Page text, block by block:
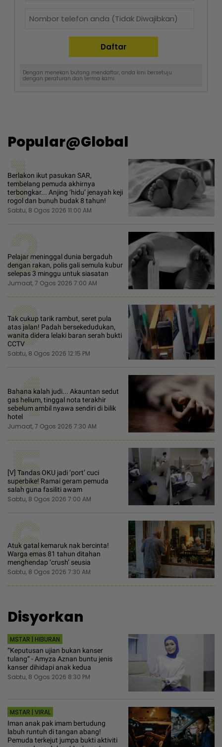
Dengan menekan butang mendaftar, anda kini bersetuju
dengan peraturan dan terma kami.
Popular@Global
1
Berlakon ikut pasukan SAR,
tembelang pemuda akhirnya
terbongkar... Anjing ‘hidu’ jenayah keji
rogol dan bunuh budak 8 tahun!
Sabtu, 8 Ogos 2026 11:00 AM
2
Pelajar meninggal dunia bergaduh
dengan rakan, polis gali semula kubur
selepas 3 minggu untuk siasatan
Jumaat, 7 Ogos 2026 7:00 AM
3
Tak cukup tarik rambut, seret pula
atas jalan! Padah bersekedudukan,
wanita didera lelaki baran serah bukti
CCTV
Sabtu, 8 Ogos 2026 12:15 PM
4
Bahana kalah judi... Akauntan sedut
gas helium, tinggal nota terakhir
sebelum ambil nyawa sendiri di bilik
hotel
Jumaat, 7 Ogos 2026 7:30 AM
5
[V] Tandas OKU jadi ‘port’ cuci
superbike! Ramai geram pemuda
salah guna fasiliti awam
Sabtu, 8 Ogos 2026 7:00 AM
6
Atuk gatal kemaruk nak bercinta!
Warga emas 81 tahun ditahan
menghendap ‘crush’ seusia
Sabtu, 8 Ogos 2026 7:30 AM
Disyorkan
MSTAR | HIBURAN
“Keputusan ujian bukan kanser
tulang“ - Amyza Aznan buntu jenis
kanser dihidapi anak kedua
Sabtu, 8 Ogos 2026 8:30 PM
MSTAR | VIRAL
Iman anak pak imam bertudung
labuh runtuh di tangan abang!
Pemuda terkejut jumpa bukti aktiviti